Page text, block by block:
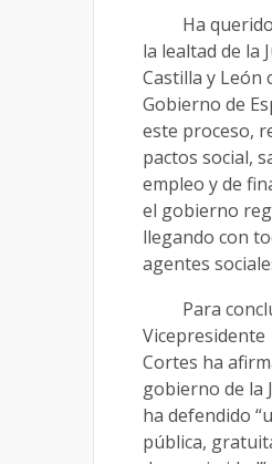
Ha querido
la lealtad de la
Castilla y León
Gobierno de
este proceso,
pactos social,
empleo y de
el gobierno
llegando con
agentes
Para
Vicepresidente
Cortes ha
gobierno de la
ha defendido
pública,